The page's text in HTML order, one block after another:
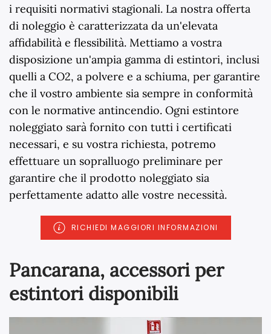
i requisiti normativi stagionali. La nostra offerta
di noleggio è caratterizzata da un'elevata
affidabilità e flessibilità. Mettiamo a vostra
disposizione un'ampia gamma di estintori, inclusi
quelli a CO2, a polvere e a schiuma, per garantire
che il vostro ambiente sia sempre in conformità
con le normative antincendio. Ogni estintore
noleggiato sarà fornito con tutti i certificati
necessari, e su vostra richiesta, potremo
effettuare un sopralluogo preliminare per
garantire che il prodotto noleggiato sia
perfettamente adatto alle vostre necessità.
RICHIEDI MAGGIORI INFORMAZIONI
Pancarana, accessori per
estintori disponibili